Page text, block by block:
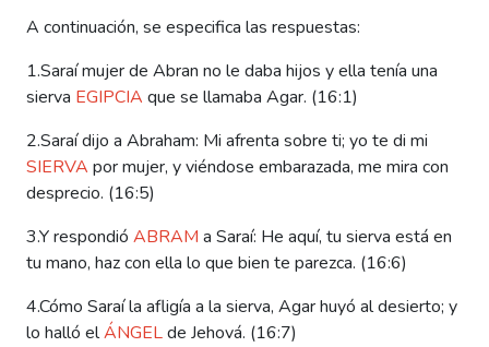
A continuación, se especifica las respuestas:
1.Saraí mujer de Abran no le daba hijos y ella tenía una
sierva EGIPCIA que se llamaba Agar. (16:1)
2.Saraí dijo a Abraham: Mi afrenta sobre ti; yo te di mi
SIERVA por mujer, y viéndose embarazada, me mira con
desprecio. (16:5)
3.Y respondió ABRAM a Saraí: He aquí, tu sierva está en
tu mano, haz con ella lo que bien te parezca. (16:6)
4.Cómo Saraí la afligía a la sierva, Agar huyó al desierto; y
lo halló elÁNGELde Jehová. (16:7)